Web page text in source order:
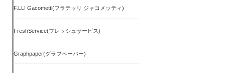
F.LLI Gacometti(フラテッリ ジャコメッティ)
FreshService(フレッシュサービス)
Graphpaper(グラフペーパー)